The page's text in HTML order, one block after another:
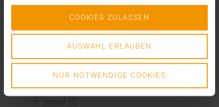
COOKIES ZULASSEN
AUSWAHL ERLAUBEN
NUR NOTWENDIGE COOKIES
décembre (2)
novembre (5)
août (1)
juin (4)
mai (5)
mars (1)
février (1)
janvier (2)